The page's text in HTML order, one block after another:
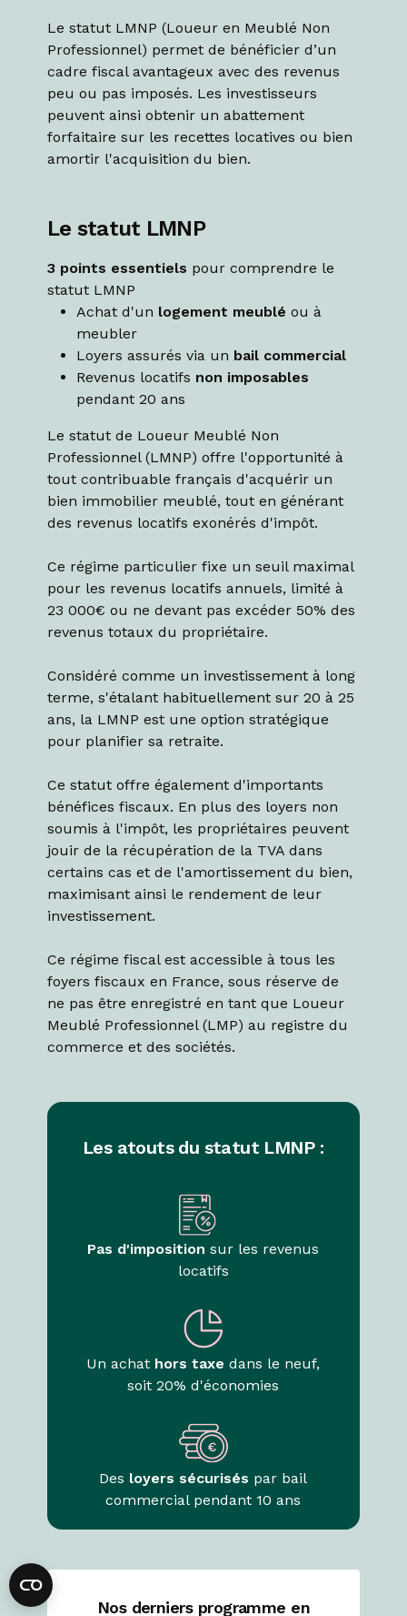
Le statut LMNP (Loueur en Meublé Non
Professionnel) permet de bénéficier d’un
cadre fiscal avantageux avec des revenus
peu ou pas imposés. Les investisseurs
peuvent ainsi obtenir un abattement
forfaitaire sur les recettes locatives ou bien
amortir l'acquisition du bien.
Le statut LMNP
3 points essentiels pour comprendre le
statut LMNP
Achat d'un logement meublé ou à
meubler
Loyers assurés via un bail commercial
Revenus locatifs non imposables
pendant 20 ans
Le statut de Loueur Meublé Non
Professionnel (LMNP) offre l'opportunité à
tout contribuable français d'acquérir un
bien immobilier meublé, tout en générant
des revenus locatifs exonérés d'impôt.
Ce régime particulier fixe un seuil maximal
pour les revenus locatifs annuels, limité à
23 000€ ou ne devant pas excéder 50% des
revenus totaux du propriétaire.
Considéré comme un investissement à long
terme, s'étalant habituellement sur 20 à 25
ans, la LMNP est une option stratégique
pour planifier sa retraite.
Ce statut offre également d'importants
bénéfices fiscaux. En plus des loyers non
soumis à l'impôt, les propriétaires peuvent
jouir de la récupération de la TVA dans
certains cas et de l'amortissement du bien,
maximisant ainsi le rendement de leur
investissement.
Ce régime fiscal est accessible à tous les
foyers fiscaux en France, sous réserve de
ne pas être enregistré en tant que Loueur
Meublé Professionnel (LMP) au registre du
commerce et des sociétés.
Les atouts du statut LMNP :
Pas d'imposition sur les revenus
locatifs
Un achat hors taxe dans le neuf,
soit 20% d'économies
Des loyers sécurisés par bail
commercial pendant 10 ans
Nos derniers programme en